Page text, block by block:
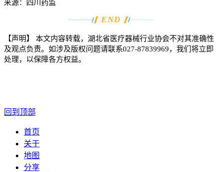
来源：四川药监
END
【声明】 本文内容转载，湖北省医疗器械行业协会不对其准确性
及观点负责。如涉及版权问题请联系027-87839969，我们将立即
处理，以保障各方权益。
回到顶部
首页
关于
地图
分享